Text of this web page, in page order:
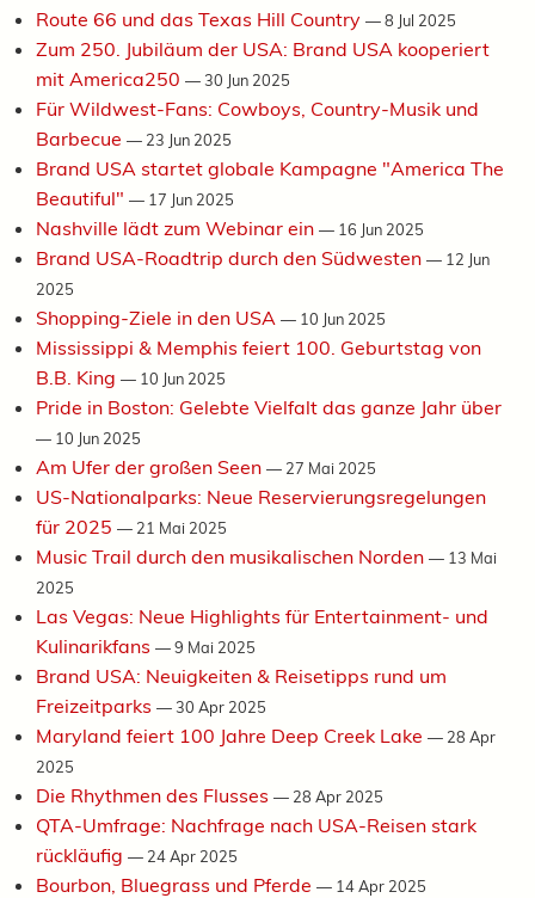
Route 66 und das Texas Hill Country —8 Jul 2025
Zum 250. Jubiläum der USA: Brand USA kooperiert
mit America250 —30 Jun 2025
Für Wildwest-Fans: Cowboys, Country-Musik und
Barbecue — 23 Jun 2025
Brand USA startet globale Kampagne "America The
Beautiful" — 17 Jun 2025
Nashville lädt zum Webinar ein — 16 Jun 2025
Brand USA-Roadtrip durch den Südwesten — 12 Jun
2025
Shopping-Ziele in den USA — 10 Jun 2025
Mississippi & Memphis feiert 100. Geburtstag von
B.B. King — 10 Jun 2025
Pride in Boston: Gelebte Vielfalt das ganze Jahr über
— 10 Jun 2025
Am Ufer der großen Seen — 27 Mai 2025
US-Nationalparks: Neue Reservierungsregelungen
für 2025 — 21 Mai 2025
Music Trail durch den musikalischen Norden — 13 Mai
2025
Las Vegas: Neue Highlights für Entertainment- und
Kulinarikfans —9 Mai 2025
Brand USA: Neuigkeiten & Reisetipps rund um
Freizeitparks —30 Apr 2025
Maryland feiert 100 Jahre Deep Creek Lake — 28 Apr
2025
Die Rhythmen des Flusses — 28 Apr 2025
QTA-Umfrage: Nachfrage nach USA-Reisen stark
rückläufig — 24 Apr 2025
Bourbon, Bluegrass und Pferde — 14 Apr 2025